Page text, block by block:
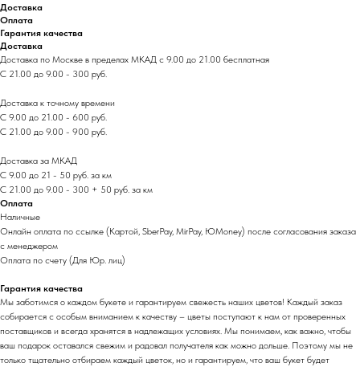
Доставка
Оплата
Гарантия качества
Доставка
Доставка по Москве в пределах МКАД с 9.00 до 21.00 бесплатная
С 21.00 до 9.00 - 300 руб.
Доставка к точному времени
С 9.00 до 21.00 - 600 руб.
С 21.00 до 9.00 - 900 руб.
Доставка за МКАД
С 9.00 до 21 - 50 руб. за км
С 21.00 до 9.00 - 300 + 50 руб. за км
Оплата
Наличные
Онлайн оплата по ссылке (Картой, SberPay, MirPay, ЮMoney) после согласования заказа
с менеджером
Оплата по счету (Для Юр. лиц)
Гарантия качества
Мы заботимся о каждом букете и гарантируем свежесть наших цветов! Каждый заказ
собирается с особым вниманием к качеству – цветы поступают к нам от проверенных
поставщиков и всегда хранятся в надлежащих условиях. Мы понимаем, как важно, чтобы
ваш подарок оставался свежим и радовал получателя как можно дольше. Поэтому мы не
только тщательно отбираем каждый цветок, но и гарантируем, что ваш букет будет